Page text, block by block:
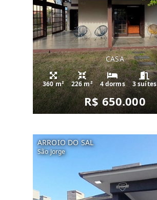
CASA
360 m² 226 m² 4 dorms 3 suítes
R$ 650.000
ARROIO DO SAL
São Jorge